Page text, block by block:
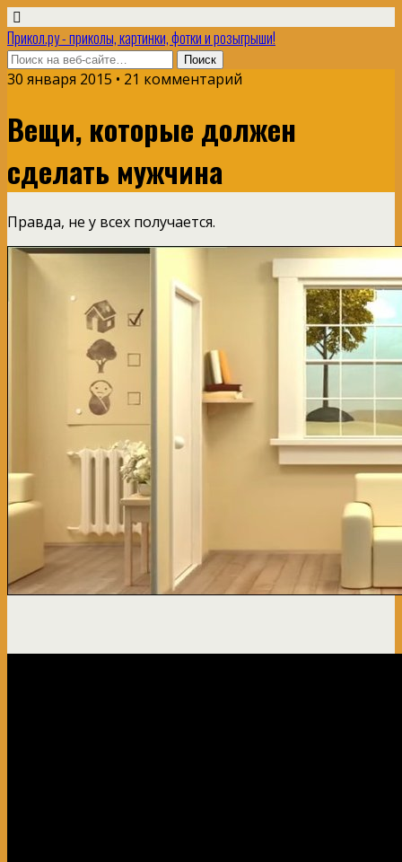
Прикол.ру - приколы, картинки, фотки и розыгрыши!
30 января 2015 • 21 комментарий
Вещи, которые должен
сделать мужчина
Правда, не у всех получается.